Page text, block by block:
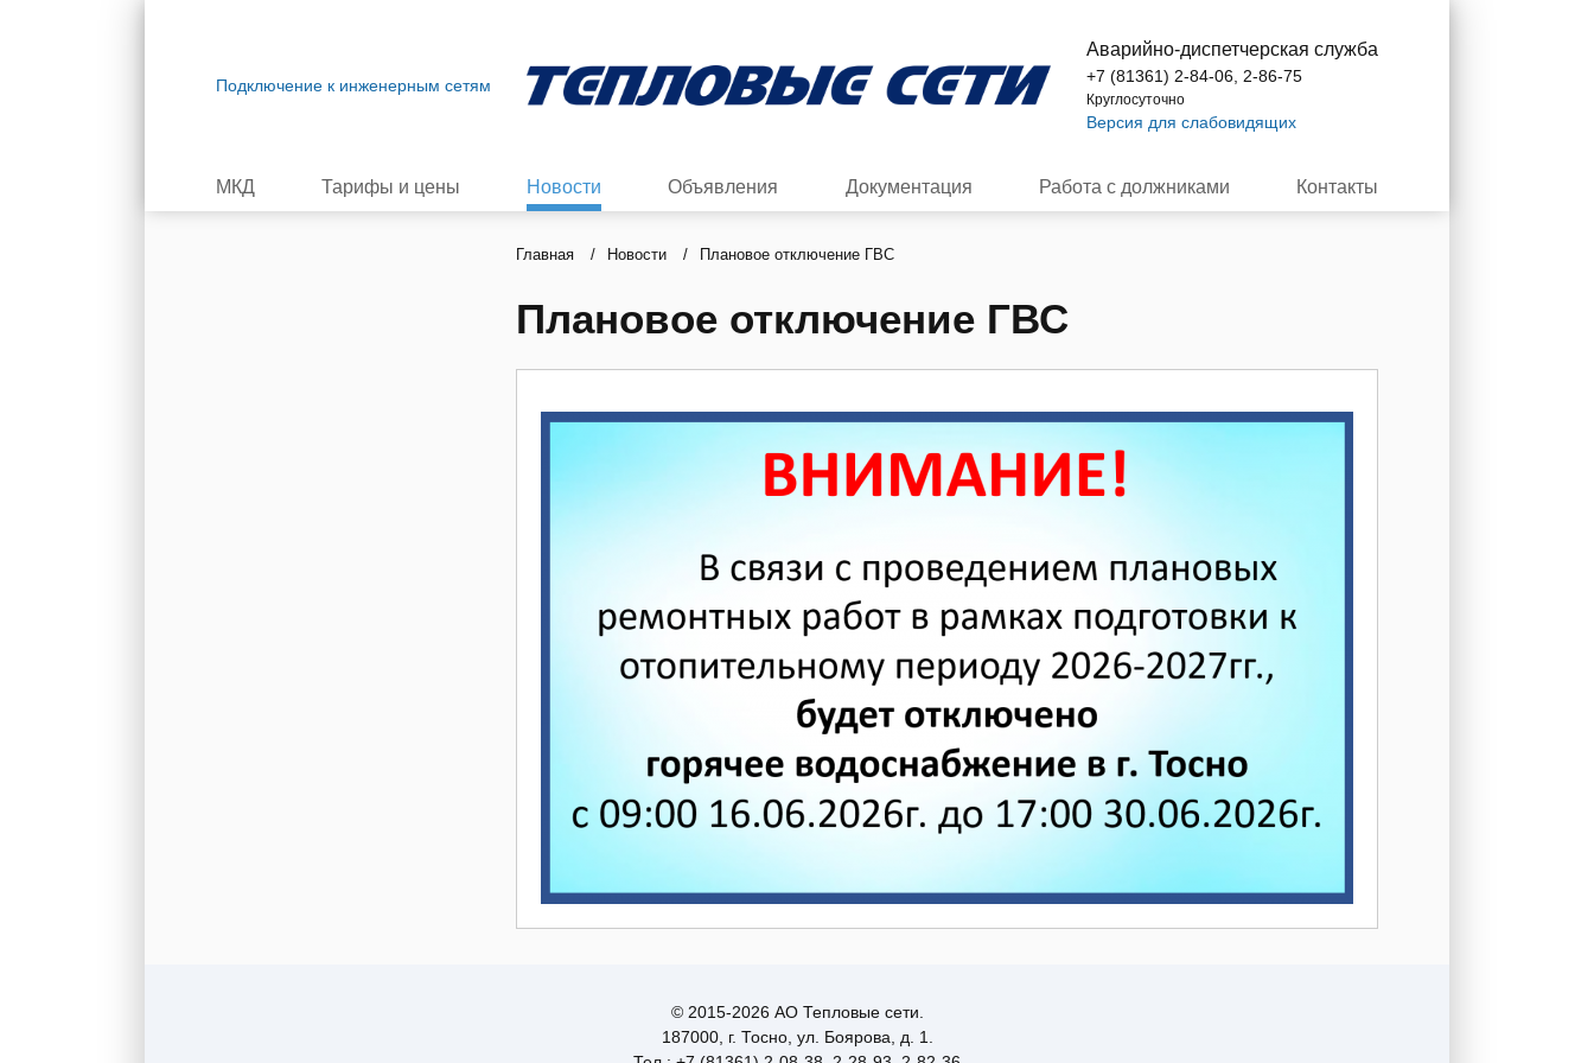
Подключение к инженерным сетям
Аварийно-диспетчерская служба
+7 (81361) 2-84-06, 2-86-75
Круглосуточно
Версия для слабовидящих
МКД Тарифы и цены Новости Объявления Документация Работа с должниками Контакты
Главная / Новости / Плановое отключение ГВС
Плановое отключение ГВС
© 2015-2026 АО Тепловые сети.
187000, г. Тосно, ул. Боярова, д. 1.